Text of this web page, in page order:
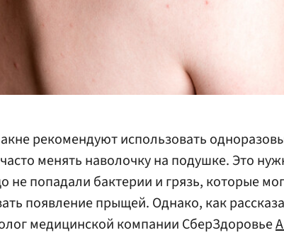
рекомендуют использовать
менять наволочку на подушке. Это
не попадали бактерии и грязь, которые
появление прыщей. Однако, как
медицинской компании СберЗдоровье